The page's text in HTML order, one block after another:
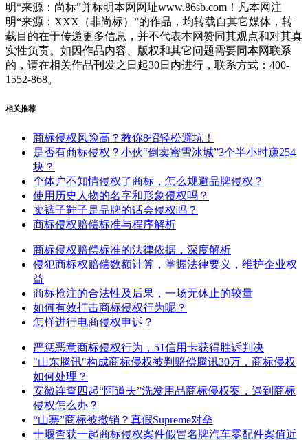
明“来源：尚标”并标明本网网址www.86sb.com！凡本网注
明“来源：XXX（非尚标）”的作品，均转载自其它媒体，转
载目的在于传递更多信息，并不代表本网赞同其观点和对其真
实性负责。如因作品内容、版权和其它问题需要同本网联系
的，请在相关作品刊发之日起30日内进行，联系方式：400-
1552-868。
相关推荐
商标侵权风险高？教你8招轻松避坑！
是否有商标侵权？小伙“倒卖蜜雪冰城”3个半小时赚254
块？
个体户不知情侵权了商标，怎么规避品牌侵权？
使用历史人物的名字和形象侵权吗？
卖裤子鞋子是品牌的话会侵权吗？
商标侵权赔偿标准与程序解析
商标侵权赔偿标准的法律依据，深度解析
侵犯商标权赔偿数额计算，掌握法律要义，维护企业权
益
商标抢注的合法性及后果，一场无休止的较量
如何有效打击商标侵权行为呢？
怎样进行电商侵权申诉？
严惩恶意商标侵权行为，51信用卡获得胜诉判决
"山东腾讯"构成商标侵权被判赔偿腾讯30万，商标侵权
如何处理？
安徽连查四起“阿道夫”洗发用品商标侵权案，遇到商标
侵权怎么办？
“山寨”商标被撤销？真假Supreme对垒
十堰查获一起商标侵权案件假冒名牌汽车零配件案值近